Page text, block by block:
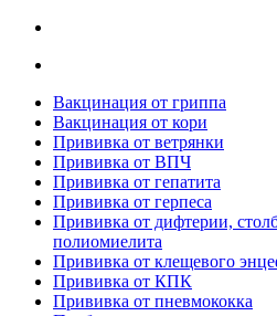
Вакцинация от гриппа
Вакцинация от кори
Прививка от ветрянки
Прививка от ВПЧ
Прививка от гепатита
Прививка от герпеса
Прививка от дифтерии,
полиомиелита
Прививка от клещевого
Прививка от КПК
Прививка от пневмококка